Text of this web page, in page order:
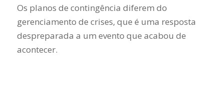
Os planos de contingência diferem do
gerenciamento de crises, que é uma resposta
despreparada a um evento que acabou de
acontecer.